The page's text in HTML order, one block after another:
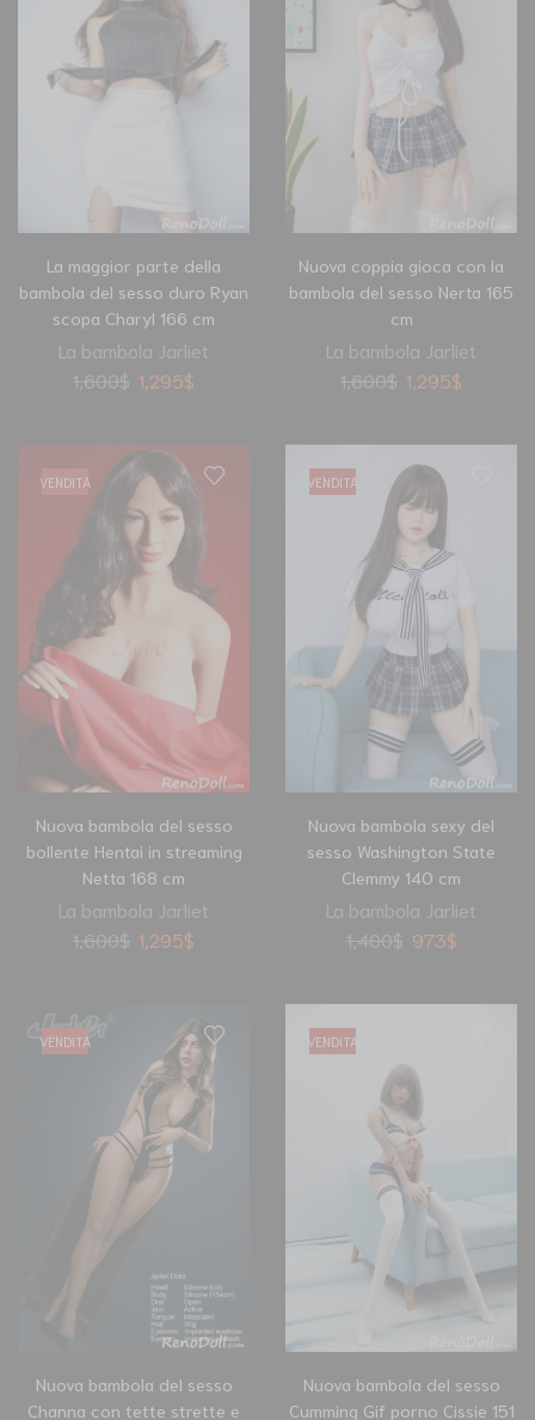
La maggior parte della
bambola del sesso duro Ryan
scopa Charyl 166 cm
La bambola Jarliet
1,600$ 1,295$
Nuova coppia gioca con la
bambola del sesso Nerta 165
cm
La bambola Jarliet
1,600$ 1,295$
VENDITA
Nuova bambola del sesso
bollente Hentai in streaming
Netta 168 cm
La bambola Jarliet
1,600$ 1,295$
VENDITA
Nuova bambola sexy del
sesso Washington State
Clemmy 140 cm
La bambola Jarliet
1,400$ 973$
VENDITA
Nuova bambola del sesso
Channa con tette strette e
VENDITA
Nuova bambola del sesso
Cumming Gif porno Cissie 151